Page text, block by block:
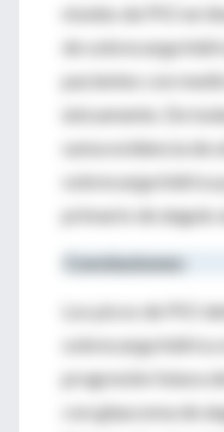
niveles de PIO en
de sobrecarga
pacientes con
únicamente. De
suma evidencia de
sobrecarga hídrica
primario de ángulo
Conclusiones:
Los picos de PIO
sobrecarga hídrica
progresión futura
con glaucoma de